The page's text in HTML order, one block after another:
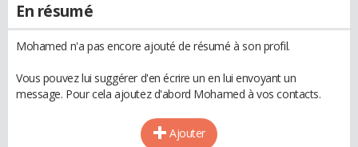
En résumé
Mohamed n'a pas encore ajouté de résumé à son profil.
Vous pouvez lui suggérer d'en écrire un en lui envoyant un
message. Pour cela ajoutez d'abord Mohamed à vos contacts.
Ajouter